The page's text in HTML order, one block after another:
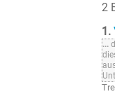
2
1.
...